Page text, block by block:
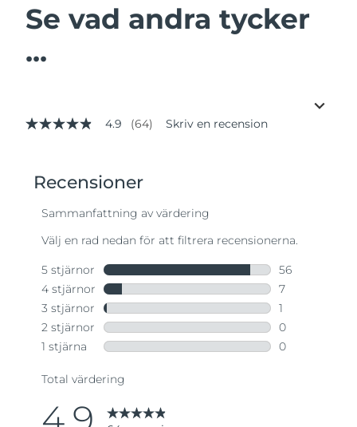
Se vad andra tycker
...
4.9
genomsnittligt
betyg.
Länk
samma
sida.
4.9 (64) Skriv en recension